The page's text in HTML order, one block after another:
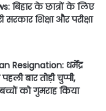
बिहार के छात्रों के लिए
सरकार शिक्षा और परीक्षा
Resignation: धर्मेंद्र
बार तोड़ी चुप्पी,
को गुमराह किया